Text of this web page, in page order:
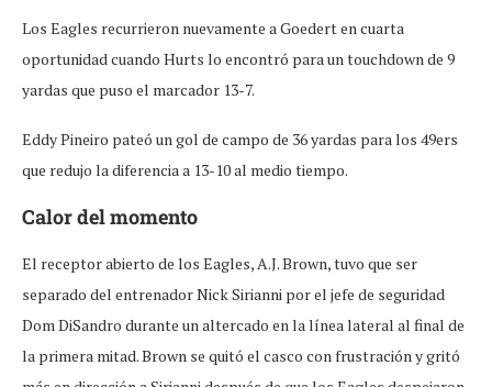
Los Eagles recurrieron nuevamente a Goedert en cuarta
oportunidad cuando Hurts lo encontró para un touchdown de 9
yardas que puso el marcador 13-7.
Eddy Pineiro pateó un gol de campo de 36 yardas para los 49ers
que redujo la diferencia a 13-10 al medio tiempo.
Calor del momento
El receptor abierto de los Eagles, A.J. Brown, tuvo que ser
separado del entrenador Nick Sirianni por el jefe de seguridad
Dom DiSandro durante un altercado en la línea lateral al final de
la primera mitad. Brown se quitó el casco con frustración y gritó